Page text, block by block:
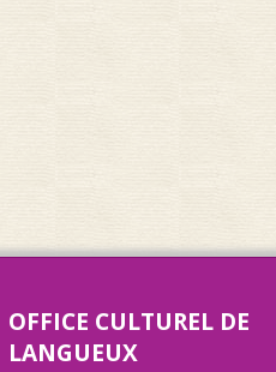
OFFICE CULTUREL DE
LANGUEUX